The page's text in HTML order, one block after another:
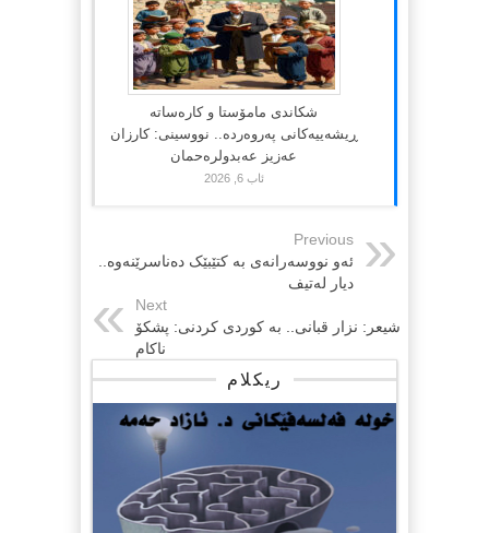
شکاندی مامۆستا و کارەساتە
ڕیشەییەکانی پەروەردە.. نووسینی: کارزان
عەزیز عەبدولرەحمان
ئاب 6, 2026
Previous
ئەو نووسەرانەی بە کتێبێک دەناسرێنەوە..
دیار لەتیف
Next
شيعر: نزار قبانی.. بە کوردی کردنی: پشکۆ
ناکام
ریکلام